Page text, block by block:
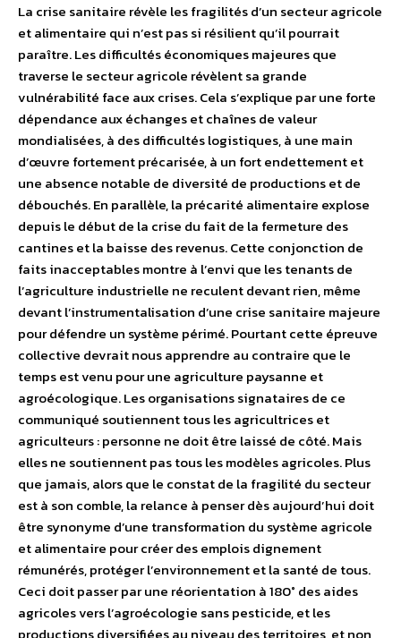
La crise sanitaire révèle les fragilités d’un secteur agricole
et alimentaire qui n’est pas si résilient qu’il pourrait
paraître. Les difficultés économiques majeures que
traverse le secteur agricole révèlent sa grande
vulnérabilité face aux crises. Cela s’explique par une forte
dépendance aux échanges et chaînes de valeur
mondialisées, à des difficultés logistiques, à une main
d’œuvre fortement précarisée, à un fort endettement et
une absence notable de diversité de productions et de
débouchés. En parallèle, la précarité alimentaire explose
depuis le début de la crise du fait de la fermeture des
cantines et la baisse des revenus. Cette conjonction de
faits inacceptables montre à l’envi que les tenants de
l’agriculture industrielle ne reculent devant rien, même
devant l’instrumentalisation d’une crise sanitaire majeure
pour défendre un système périmé. Pourtant cette épreuve
collective devrait nous apprendre au contraire que le
temps est venu pour une agriculture paysanne et
agroécologique. Les organisations signataires de ce
communiqué soutiennent tous les agricultrices et
agriculteurs : personne ne doit être laissé de côté. Mais
elles ne soutiennent pas tous les modèles agricoles. Plus
que jamais, alors que le constat de la fragilité du secteur
est à son comble, la relance à penser dès aujourd’hui doit
être synonyme d’une transformation du système agricole
et alimentaire pour créer des emplois dignement
rémunérés, protéger l’environnement et la santé de tous.
Ceci doit passer par une réorientation à 180° des aides
agricoles vers l’agroécologie sans pesticide, et les